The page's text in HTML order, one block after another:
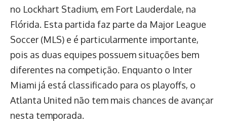
no Lockhart Stadium, em Fort Lauderdale, na
Flórida. Esta partida faz parte da Major League
Soccer (MLS) e é particularmente importante,
pois as duas equipes possuem situações bem
diferentes na competição. Enquanto o Inter
Miami já está classificado para os playoffs, o
Atlanta United não tem mais chances de avançar
nesta temporada.